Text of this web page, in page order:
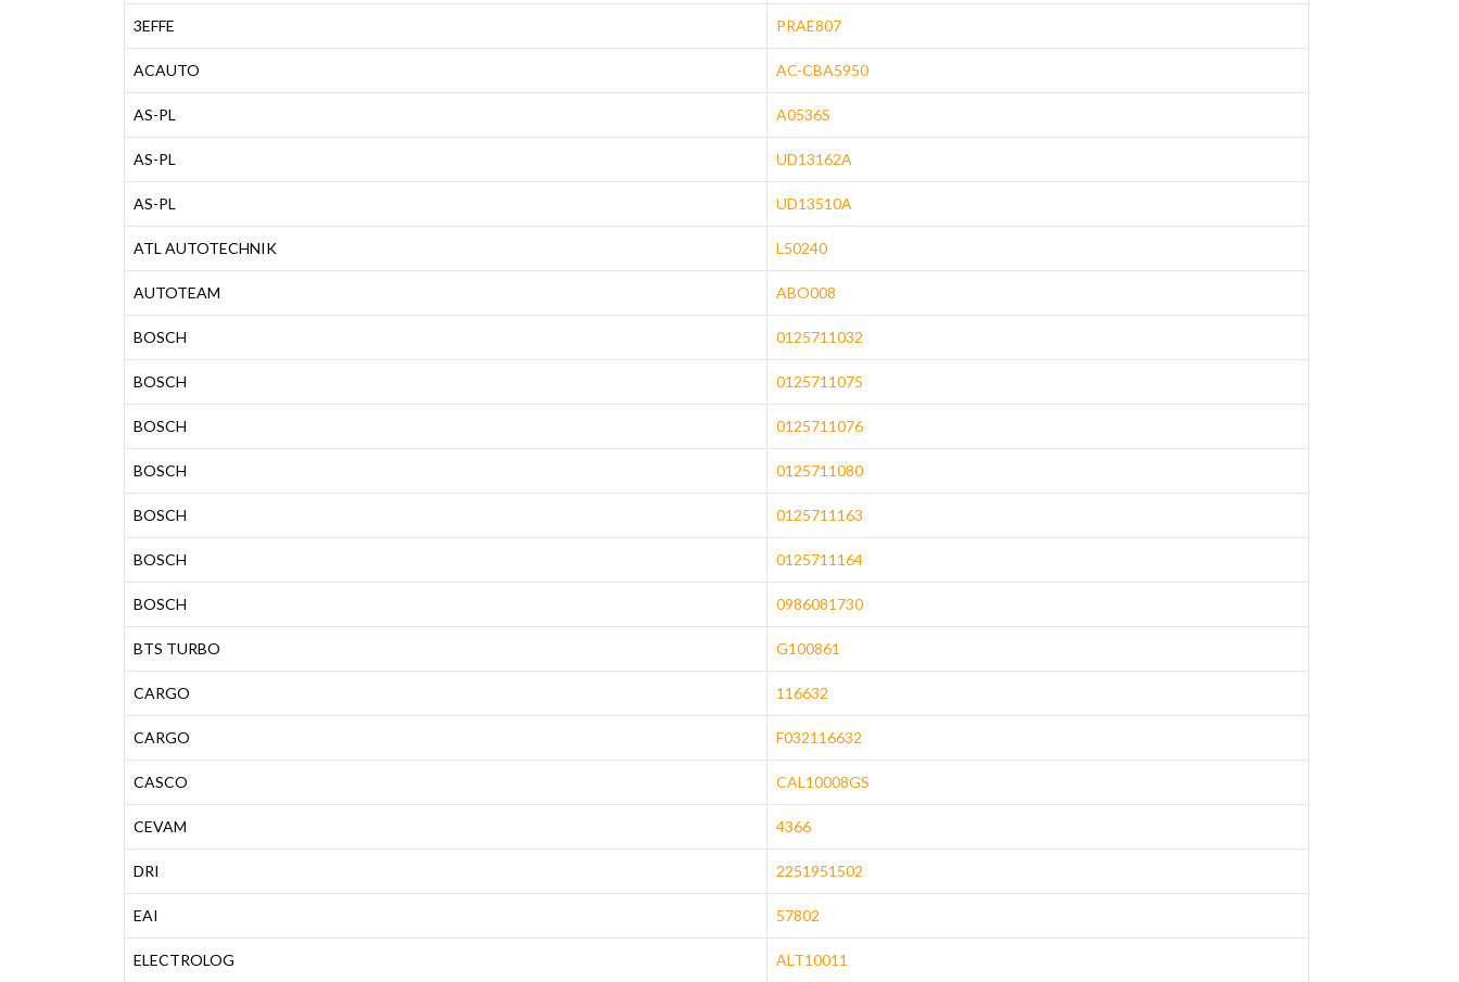
3EFFE PRAE807
ACAUTO AC-CBA5950
AS-PL A0536S
AS-PL UD13162A
AS-PL UD13510A
ATL AUTOTECHNIK L50240
AUTOTEAM ABO008
BOSCH 0125711032
BOSCH 0125711075
BOSCH 0125711076
BOSCH 0125711080
BOSCH 0125711163
BOSCH 0125711164
BOSCH 0986081730
BTS TURBO G100861
CARGO 116632
CARGO F032116632
CASCO CAL10008GS
CEVAM 4366
DRI 2251951502
EAI 57802
ELECTROLOG ALT10011